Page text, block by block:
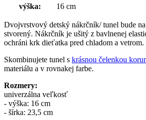
výška:
16 cm
Dvojvrstvový detský nákrčník/ tunel bude
stvorený. Nákrčník je ušitý z bavlnenej
ochráni krk dieťatka pred chladom a vetrom.
Skombinujete tunel s krásnou čelenkou
materiálu a v rovnakej farbe.
Rozmery:
univerzálna veľkosť
- výška: 16 cm
- šírka: 23,5 cm